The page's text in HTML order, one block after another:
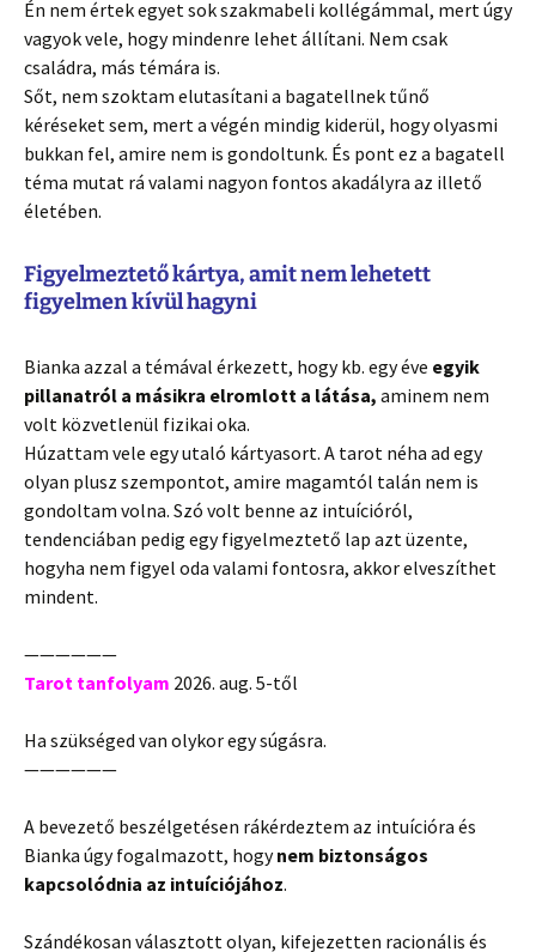
Én nem értek egyet sok szakmabeli kollégámmal, mert úgy
vagyok vele, hogy mindenre lehet állítani. Nem csak
családra, más témára is.
Sőt, nem szoktam elutasítani a bagatellnek tűnő
kéréseket sem, mert a végén mindig kiderül, hogy olyasmi
bukkan fel, amire nem is gondoltunk. És pont ez a bagatell
téma mutat rá valami nagyon fontos akadályra az illető
életében.
Figyelmeztető kártya, amit nem lehetett
figyelmen kívül hagyni
Bianka azzal a témával érkezett, hogy kb. egy éve egyik
pillanatról a másikra elromlott a látása, aminem nem
volt közvetlenül fizikai oka.
Húzattam vele egy utaló kártyasort. A tarot néha ad egy
olyan plusz szempontot, amire magamtól talán nem is
gondoltam volna. Szó volt benne az intuícióról,
tendenciában pedig egy figyelmeztető lap azt üzente,
hogyha nem figyel oda valami fontosra, akkor elveszíthet
mindent.
——————
Tarot tanfolyam 2026. aug. 5-től
Ha szükséged van olykor egy súgásra.
——————
A bevezető beszélgetésen rákérdeztem az intuícióra és
Bianka úgy fogalmazott, hogynem biztonságos
kapcsolódnia az intuíciójához.
Szándékosan választott olyan, kifejezetten racionális és